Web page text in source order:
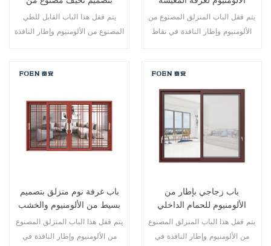
الألومنيوم
يتم قفل هذا الباب القابل للطي
المصنوع من الألومنيوم وإطار النافذة
مختلفة من الأبواب لتلبية الاحتياجات
بطباعة خشبية
يتم قفل الباب المنزلق المصنوع من
الألومنيوم وإطار النافذة في نقاط
الأبواب لتلبية الاحتياجات المعمارية
المختلفة.
باب غرفة نوم منزلق بتصميم
بسيط من الألومنيوم والخشب
يتم قفل هذا الباب المنزلق المصنوع
من الألومنيوم وإطار النافذة في
باب زجاجي بإطار من
الألومنيوم للحمام الداخلي
يتم قفل هذا الباب المنزلق المصنوع
من الألومنيوم وإطار النافذة في